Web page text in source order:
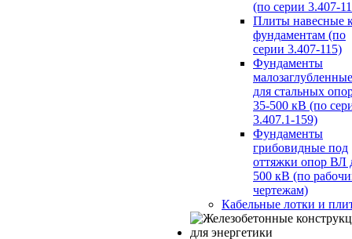
(по серии 3.407-
Плиты навесные
фундаментам (по
серии 3.407-115)
Фундаменты
малозаглубленные
для стальных
35-500 кВ (по
3.407.1-159)
Фундаменты
грибовидные под
оттяжки опор ВЛ
500 кВ (по
чертежам)
Кабельные лотки и